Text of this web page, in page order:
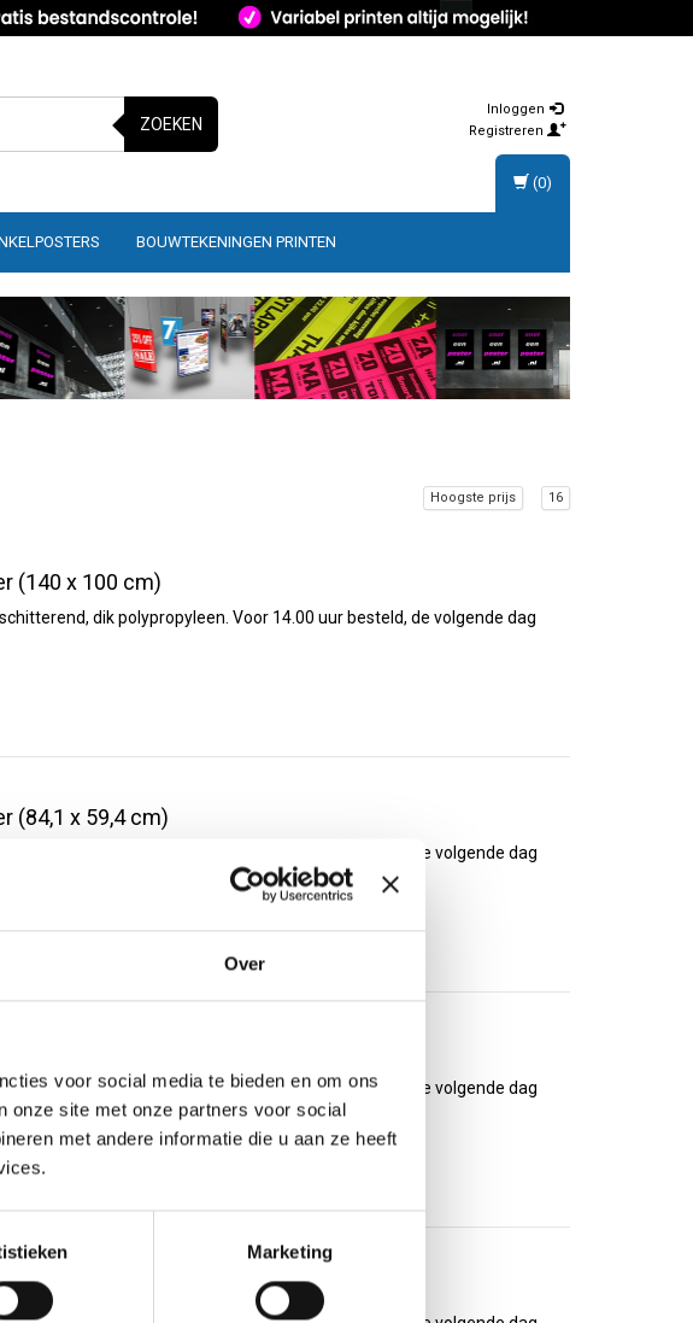
Over
voor social media te bieden en om ons
onze site met onze partners voor social
met andere informatie die u aan ze heeft
Marketing
ZOEKEN
Inloggen
Registreren
BOUWTEKENINGEN PRINTEN
(0)
Hoogste prijs 16
(140 x 100 cm)
dik polypropyleen. Voor 14.00 uur besteld, de volgende dag
(84,1 x 59,4 cm)
dik polypropyleen. Voor 14.00 uur besteld, de volgende dag
dik polypropyleen. Voor 14.00 uur besteld, de volgende dag
(42 x 29,7 cm)